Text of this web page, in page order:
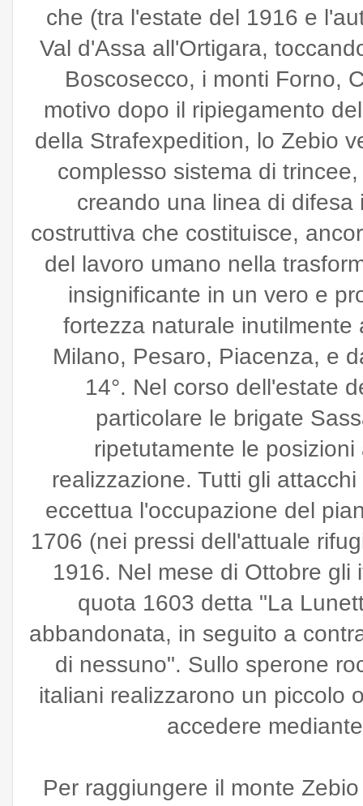
che (tra l'estate del 1916 e
Val d'Assa all'Ortigara,
Boscosecco, i monti Forno,
motivo dopo il ripiegamento
della Strafexpedition, lo Zebio
complesso sistema di
creando una linea di
costruttiva che costituisce,
del lavoro umano nella
insignificante in un vero e
fortezza naturale
Milano, Pesaro, Piacenza, e
14°. Nel corso dell'estate
particolare le brigate
ripetutamente le
realizzazione. Tutti gli
eccettua l'occupazione del
1706 (nei pressi dell'attuale
1916. Nel mese di Ottobre gli
quota 1603 detta "La
abbandonata, in seguito a
di nessuno". Sullo sperone
italiani realizzarono un piccolo
accedere
Per raggiungere il monte